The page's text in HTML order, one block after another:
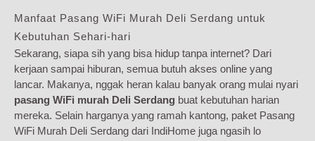
Manfaat Pasang WiFi Murah Deli Serdang untuk
Kebutuhan Sehari-hari
Sekarang, siapa sih yang bisa hidup tanpa internet? Dari
kerjaan sampai hiburan, semua butuh akses online yang
lancar. Makanya, nggak heran kalau banyak orang mulai nyari
pasang WiFi murah Deli Serdang buat kebutuhan harian
mereka. Selain harganya yang ramah kantong, paket Pasang
WiFi Murah Deli Serdang dari IndiHome juga ngasih lo